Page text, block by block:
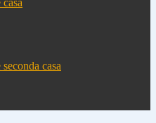
casa